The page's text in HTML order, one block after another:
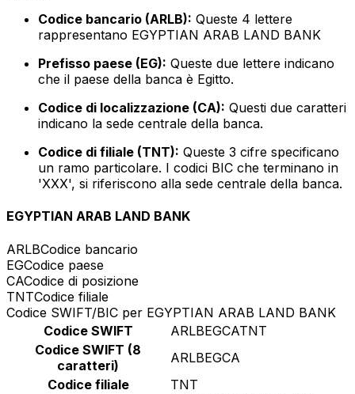
Codice bancario (ARLB): Queste 4 lettere
rappresentano EGYPTIAN ARAB LAND BANK
Prefisso paese (EG): Queste due lettere indicano
che il paese della banca è Egitto.
Codice di localizzazione (CA): Questi due caratteri
indicano la sede centrale della banca.
Codice di filiale (TNT): Queste 3 cifre specificano
un ramo particolare. I codici BIC che terminano in
'XXX', si riferiscono alla sede centrale della banca.
EGYPTIAN ARAB LAND BANK
ARLBCodice bancario
EGCodice paese
CACodice di posizione
TNTCodice filiale
Codice SWIFT/BIC per EGYPTIAN ARAB LAND BANK
Codice SWIFT
ARLBEGCATNT
Codice SWIFT (8
caratteri)
ARLBEGCA
Codice filiale
TNT